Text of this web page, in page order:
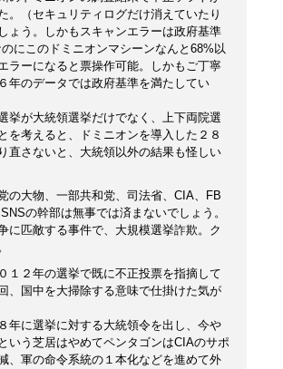
。（セキュリティログだけ消えていたり
ょう。しかもスキャンエラーは政府基準
にこのドミニオンマシーンなんと68%以
ラーになると票操作可能。しかもご丁寧
年のデータでは政府基準を満たしてい
挙が大統領選挙だけでなく、上下両院選
を考えると、ドミニオンを導入した２８
直さないと、大統領以外の結果も怪しい
の大物、一部共和党、司法省、CIA、FB
の幹部は無事では済まないでしょう。
に匹敵する事件で、大規模選挙詐欺。ク
１２年の選挙で既に不正投票を指摘して
、国中を大掃除する意味で仕掛けた気が
年に選挙に対する大統領令を出し、今や
いう芝居はやめてペンタゴンはCIAのサポ
、軍の命令系統の１本化などを進めて外